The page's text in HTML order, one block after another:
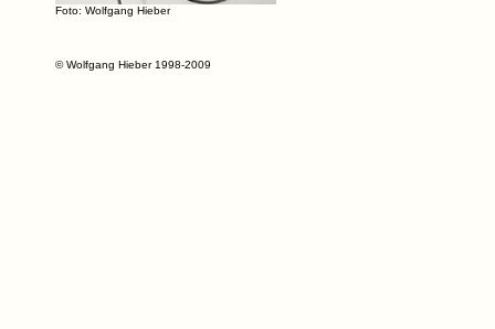
Foto: Wolfgang Hieber
© Wolfgang Hieber 1998-2009